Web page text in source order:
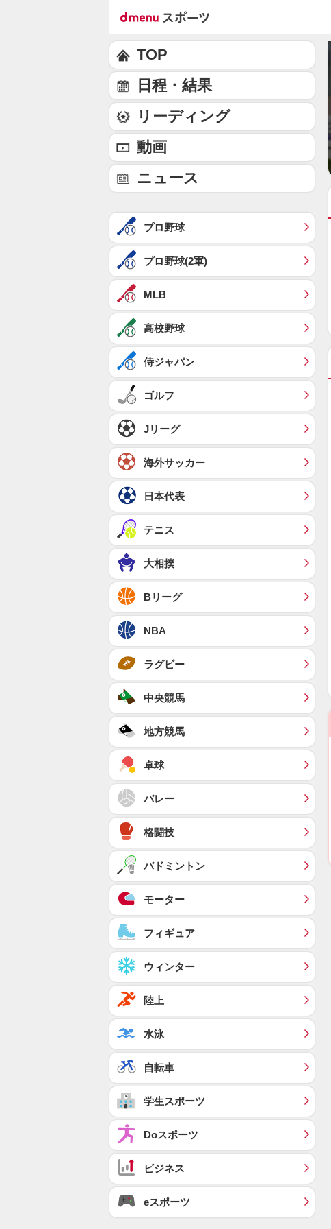
TOP
日程・結果
リーディング
動画
ニュース
プロ野球
プロ野球(2軍)
MLB
高校野球
侍ジャパン
ゴルフ
Jリーグ
海外サッカー
日本代表
テニス
大相撲
Bリーグ
NBA
ラグビー
中央競馬
地方競馬
卓球
バレー
格闘技
バドミントン
モーター
フィギュア
ウィンター
陸上
水泳
自転車
学生スポーツ
Doスポーツ
ビジネス
eスポーツ